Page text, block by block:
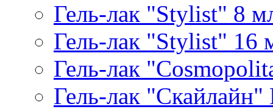
Гель-лак "Stylist" 8
Гель-лак "Stylist" 16
Гель-лак
Гель-лак "Скайлайн"